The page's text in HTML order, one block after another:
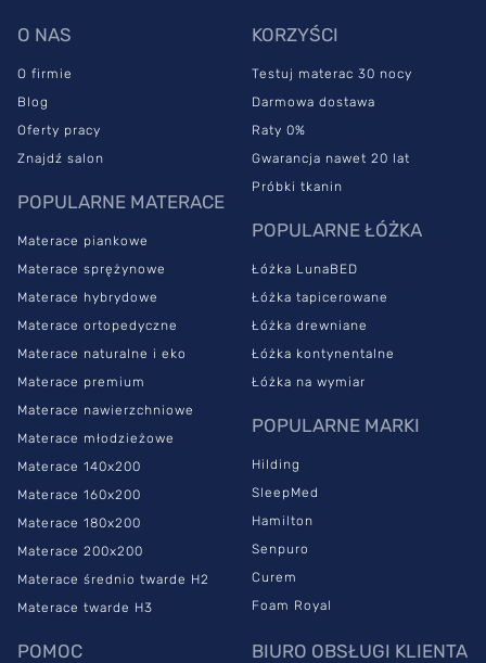
O NAS
O firmie
Blog
Oferty pracy
Znajdź salon
POPULARNE MATERACE
Materace piankowe
Materace sprężynowe
Materace hybrydowe
Materace ortopedyczne
Materace naturalne i eko
Materace premium
Materace nawierzchniowe
Materace młodzieżowe
Materace 140x200
Materace 160x200
Materace 180x200
Materace 200x200
Materace średnio twarde H2
Materace twarde H3
KORZYŚCI
Testuj materac 30 nocy
Darmowa dostawa
Raty 0%
Gwarancja nawet 20 lat
Próbki tkanin
POPULARNE ŁÓŻKA
Łóżka LunaBED
Łóżka tapicerowane
Łóżka drewniane
Łóżka kontynentalne
Łóżka na wymiar
POPULARNE MARKI
Hilding
SleepMed
Hamilton
Senpuro
Curem
Foam Royal
POMOC BIURO OBSŁUGI KLIENTA